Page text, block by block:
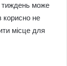
тиждень може
корисно не
місце для